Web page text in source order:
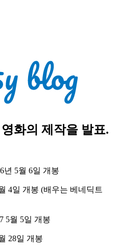
화의 제작을 발표.
년 5월 6일 개봉
4일 개봉 (배우는 베네딕트
5월 5일 개봉
28일 개봉